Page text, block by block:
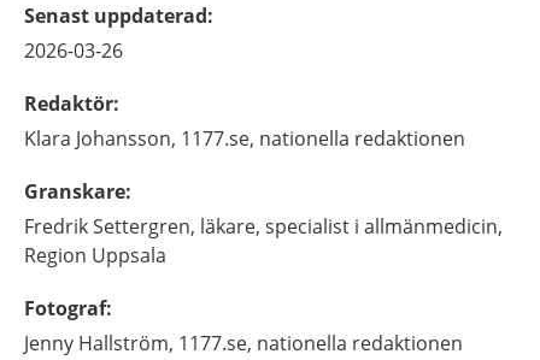
Senast uppdaterad:
2026-03-26
Redaktör:
Klara Johansson, 1177.se, nationella redaktionen
Granskare:
FredrikSettergren, läkare, specialist i allmänmedicin,
Region Uppsala
Fotograf:
Jenny Hallström, 1177.se, nationella redaktionen